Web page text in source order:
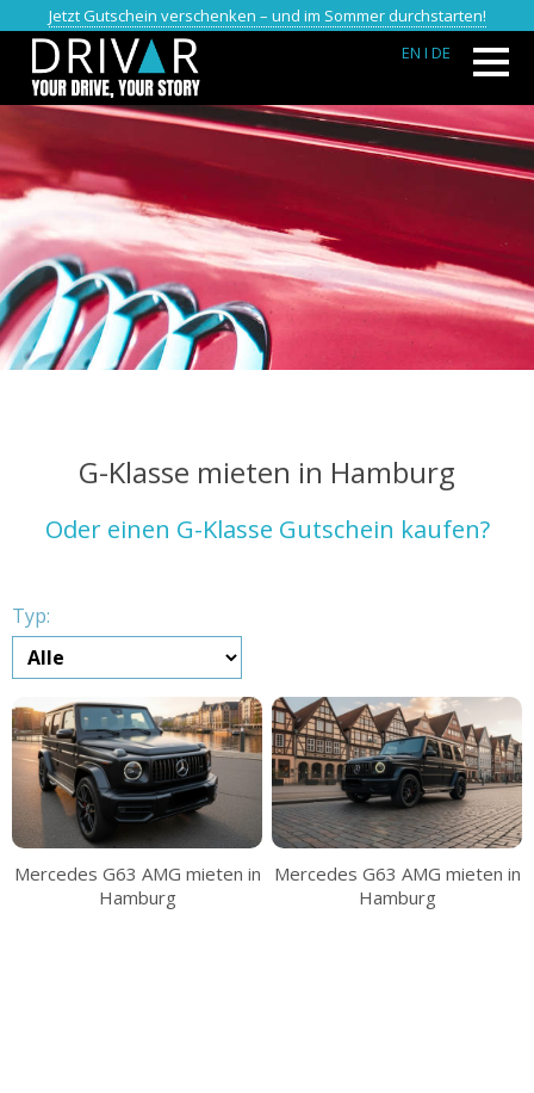
Jetzt Gutschein verschenken – und im Sommer durchstarten!
EN I DE
G-Klasse mieten in Hamburg
Oder einen G-Klasse Gutschein kaufen?
Typ:
Mercedes G63 AMG mieten in
Hamburg
Mercedes G63 AMG mieten in
Hamburg